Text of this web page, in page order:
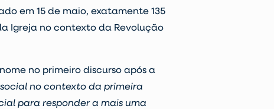
em 15 de maio, exatamente 135
Igreja no contexto da Revolução
no primeiro discurso após a
no contexto da primeira
para responder a mais uma